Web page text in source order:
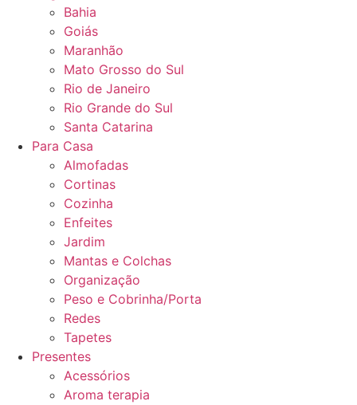
Bahia
Goiás
Maranhão
Mato Grosso do Sul
Rio de Janeiro
Rio Grande do Sul
Santa Catarina
Para Casa
Almofadas
Cortinas
Cozinha
Enfeites
Jardim
Mantas e Colchas
Organização
Peso e Cobrinha/Porta
Redes
Tapetes
Presentes
Acessórios
Aroma terapia